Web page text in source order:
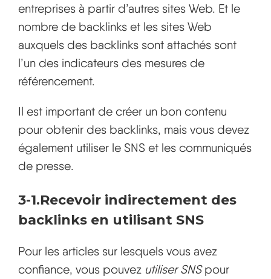
entreprises à partir d’autres sites Web. Et le
nombre de backlinks et les sites Web
auxquels des backlinks sont attachés sont
l’un des indicateurs des mesures de
référencement.
Il est important de créer un bon contenu
pour obtenir des backlinks, mais vous devez
également utiliser le SNS et les communiqués
de presse.
3-1.Recevoir indirectement des
backlinks en utilisant SNS
Pour les articles sur lesquels vous avez
confiance, vous pouvez utiliser SNSpour